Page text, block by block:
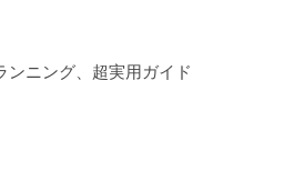
ニング、超実用ガイド